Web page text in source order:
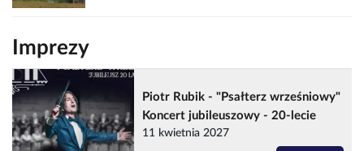
Imprezy
Piotr Rubik - "Psałterz wrześniowy"
Koncert jubileuszowy - 20-lecie
11 kwietnia 2027